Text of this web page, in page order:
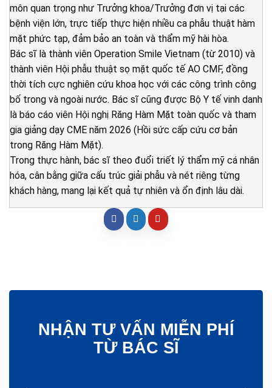
môn quan trọng như Trưởng khoa/Trưởng đơn vị tại các
bệnh viện lớn, trực tiếp thực hiện nhiều ca phẫu thuật hàm
mặt phức tạp, đảm bảo an toàn và thẩm mỹ hài hòa.
Bác sĩ là thành viên Operation Smile Vietnam (từ 2010) và
thành viên Hội phẫu thuật sọ mặt quốc tế AO CMF, đồng
thời tích cực nghiên cứu khoa học với các công trình công
bố trong và ngoài nước. Bác sĩ cũng được Bộ Y tế vinh danh
là báo cáo viên Hội nghị Răng Hàm Mặt toàn quốc và tham
gia giảng dạy CME năm 2026 (Hồi sức cấp cứu cơ bản
trong Răng Hàm Mặt).
Trong thực hành, bác sĩ theo đuổi triết lý thẩm mỹ cá nhân
hóa, cân bằng giữa cấu trúc giải phẫu và nét riêng từng
khách hàng, mang lại kết quả tự nhiên và ổn định lâu dài.
NHẬN TƯ VẤN MIỄN PHÍ
TỪ BÁC SĨ